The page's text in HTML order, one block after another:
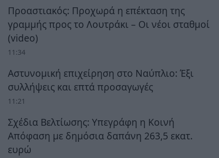
Προαστιακός: Προχωρά η επέκταση της
γραμμής προς το Λουτράκι – Οι νέοι σταθμοί
(video)
11:34
Αστυνομική επιχείρηση στο Ναύπλιο: Έξι
συλλήψεις και επτά προσαγωγές
11:21
Σχέδια Βελτίωσης: Υπεγράφη η Κοινή
Απόφαση με δημόσια δαπάνη 263,5 εκατ.
ευρώ